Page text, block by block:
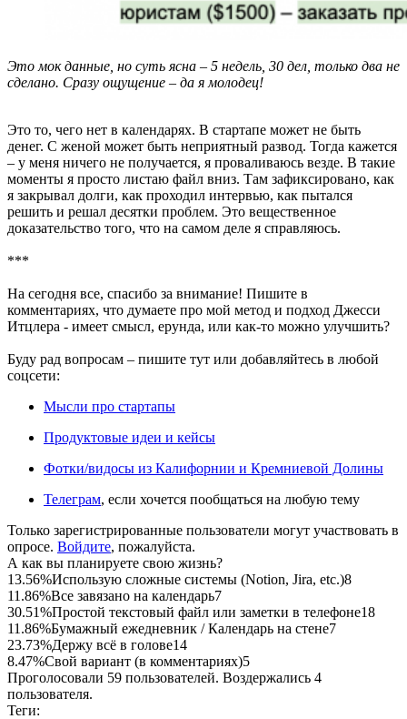
Это мок данные, но суть ясна – 5 недель, 30 дел, только два не
сделано. Сразу ощущение – да я молодец!
Это то, чего нет в календарях. В стартапе может не быть
денег. С женой может быть неприятный развод. Тогда кажется
– у меня ничего не получается, я проваливаюсь везде. В такие
моменты я просто листаю файл вниз. Там зафиксировано, как
я закрывал долги, как проходил интервью, как пытался
решить и решал десятки проблем. Это вещественное
доказательство того, что на самом деле я справляюсь.
***
На сегодня все, спасибо за внимание! Пишите в
комментариях, что думаете про мой метод и подход Джесси
Итцлера - имеет смысл, ерунда, или как-то можно улучшить?
Буду рад вопросам – пишите тут или добавляйтесь в любой
соцсети:
Мысли про стартапы
Продуктовые идеи и кейсы
Фотки/видосы из Калифорнии и Кремниевой Долины
Телеграм, если хочется пообщаться на любую тему
Только зарегистрированные пользователи могут участвовать в
опросе. Войдите, пожалуйста.
А как вы планируете свою жизнь?
13.56%Использую сложные системы (Notion, Jira, etc.)8
11.86%Все завязано на календарь7
30.51%Простой текстовый файл или заметки в телефоне18
11.86%Бумажный ежедневник / Календарь на стене7
23.73%Держу всё в голове14
8.47%Свой вариант (в комментариях)5
Проголосовали 59 пользователей. Воздержались 4
пользователя.
Теги: